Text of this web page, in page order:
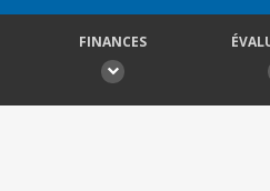
FINANCES